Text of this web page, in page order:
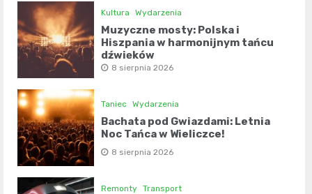
Kultura Wydarzenia
Muzyczne mosty: Polska i
Hiszpania w harmonijnym tańcu
dźwięków
8 sierpnia 2026
Taniec Wydarzenia
Bachata pod Gwiazdami: Letnia
Noc Tańca w Wieliczce!
8 sierpnia 2026
Remonty Transport